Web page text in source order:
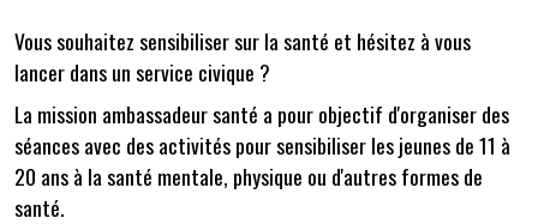
Vous souhaitez sensibiliser sur la santé et hésitez à vous
lancer dans un service civique ?
La mission ambassadeur santé a pour objectif d'organiser des
séances avec des activités pour sensibiliser les jeunes de 11 à
20 ans à la santé mentale, physique ou d'autres formes de
santé.